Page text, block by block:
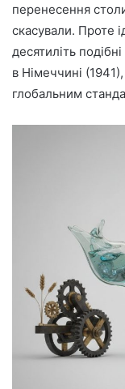
перенесення
скасували. Проте
десятиліть
в Німеччині
глобальним